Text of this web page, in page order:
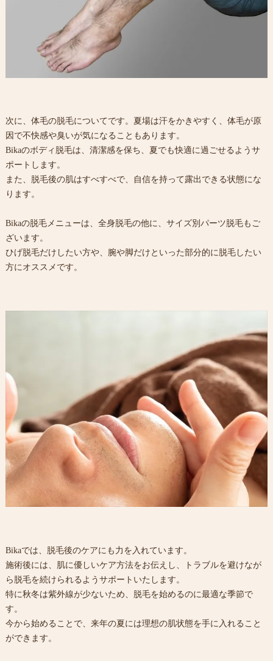
次に、体毛の脱毛についてです。夏場は汗をかきやすく、体毛が原
因で不快感や臭いが気になることもあります。
Bikaのボディ脱毛は、清潔感を保ち、夏でも快適に過ごせるようサ
ポートします。
また、脱毛後の肌はすべすべで、自信を持って露出できる状態にな
ります。
Bikaの脱毛メニューは、全身脱毛の他に、サイズ別パーツ脱毛もご
ざいます。
ひげ脱毛だけしたい方や、腕や脚だけといった部分的に脱毛したい
方にオススメです。
Bikaでは、脱毛後のケアにも力を入れています。
施術後には、肌に優しいケア方法をお伝えし、トラブルを避けなが
ら脱毛を続けられるようサポートいたします。
特に秋冬は紫外線が少ないため、脱毛を始めるのに最適な季節で
す。
今から始めることで、来年の夏には理想の肌状態を手に入れること
ができます。